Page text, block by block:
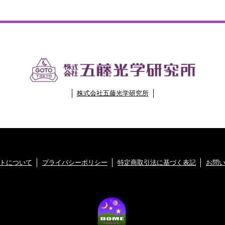
株式会社五藤光学研究所
について プライバシーポリシー 特定商取引法に基づく表記 お問